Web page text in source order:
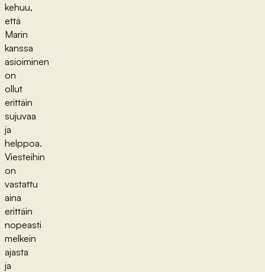
kehuu,
että
Marin
kanssa
asioiminen
on
ollut
erittäin
sujuvaa
ja
helppoa.
Viesteihin
on
vastattu
aina
erittäin
nopeasti
melkein
ajasta
ja